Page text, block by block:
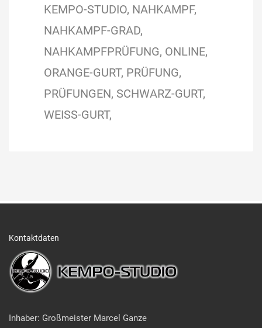
KEMPO-STUDIO NAHKAMPF
NAHKAMPF-GRAD
NAHKAMPFPRÜFUNG ONLINE
ORANGE-GURT PRÜFUNG
PRÜFUNGEN SCHWARZ-GURT
WEISS-GURT
Kontaktdaten
Inhaber: Großmeister Marcel Ganze